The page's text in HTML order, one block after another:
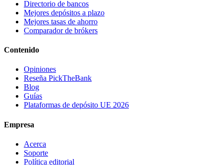
Directorio de bancos
Mejores depósitos a plazo
Mejores tasas de ahorro
Comparador de brókers
Contenido
Opiniones
Reseña PickTheBank
Blog
Guías
Plataformas de depósito UE 2026
Empresa
Acerca
Soporte
Política editorial